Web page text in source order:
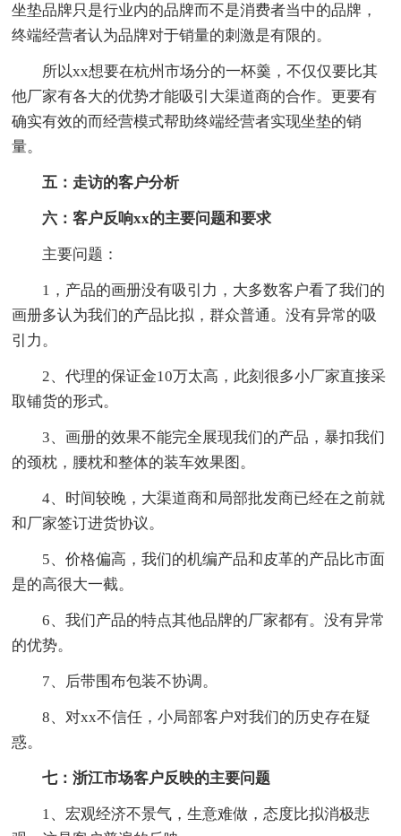
坐垫品牌只是行业内的品牌而不是消费者当中的品牌，
终端经营者认为品牌对于销量的刺激是有限的。
所以xx想要在杭州市场分的一杯羹，不仅仅要比其
他厂家有各大的优势才能吸引大渠道商的合作。更要有
确实有效的而经营模式帮助终端经营者实现坐垫的销
量。
五：走访的客户分析
六：客户反响xx的主要问题和要求
主要问题：
1，产品的画册没有吸引力，大多数客户看了我们的
画册多认为我们的产品比拟，群众普通。没有异常的吸
引力。
2、代理的保证金10万太高，此刻很多小厂家直接采
取铺货的形式。
3、画册的效果不能完全展现我们的产品，暴扣我们
的颈枕，腰枕和整体的装车效果图。
4、时间较晚，大渠道商和局部批发商已经在之前就
和厂家签订进货协议。
5、价格偏高，我们的机编产品和皮革的产品比市面
是的高很大一截。
6、我们产品的特点其他品牌的厂家都有。没有异常
的优势。
7、后带围布包装不协调。
8、对xx不信任，小局部客户对我们的历史存在疑
惑。
七：浙江市场客户反映的主要问题
1、宏观经济不景气，生意难做，态度比拟消极悲